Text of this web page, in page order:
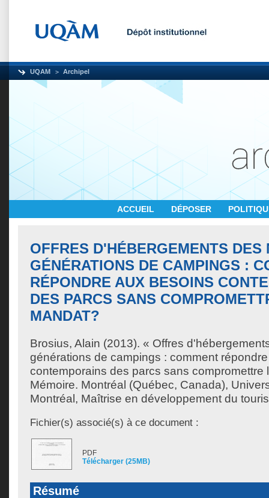
UQAM Archipel
ACCUEIL DÉPOSER
OFFRES D'HÉBERGEMENTS DES
GÉNÉRATIONS DE CAMPINGS :
RÉPONDRE AUX BESOINS
DES PARCS SANS
MANDAT?
Brosius, Alain (2013). « Offres
générations de campings : comment
contemporains des parcs sans compromettre
Mémoire. Montréal (Québec, Canada),
Montréal, Maîtrise en développement du
Fichier(s) associé(s) à ce document :
PDF
Télécharger (25MB)
Résumé